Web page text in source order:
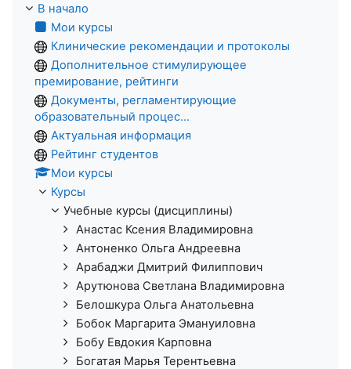
В начало
Мои курсы
Клинические рекомендации и протоколы
Дополнительное стимулирующее
премирование, рейтинги
Документы, регламентирующие
образовательный процес...
Актуальная информация
Рейтинг студентов
Мои курсы
Курсы
Учебные курсы (дисциплины)
Анастас Ксения Владимировна
Антоненко Ольга Андреевна
Арабаджи Дмитрий Филиппович
Арутюнова Светлана Владимировна
Белошкура Ольга Анатольевна
Бобок Маргарита Эмануиловна
Бобу Евдокия Карповна
Богатая Марья Терентьевна